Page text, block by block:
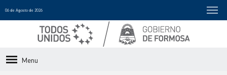
06 de Agosto de 2026
Menu